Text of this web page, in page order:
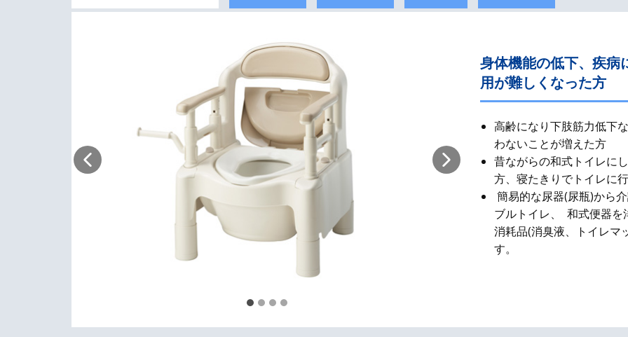
身体機能の低下、疾病
用が難しくなった方
高齢になり下肢筋力低下
わないことが増えた方
昔ながらの和式​トイレに
方、寝たきりでトイレに
簡易的な尿器(尿瓶)から
ブルトイレ、 和式便器を
消耗品(消臭液、トイレマ
す。